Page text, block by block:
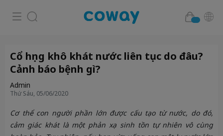
Cổ họng khô khát nước liên tục do đâu?
Cảnh báo bệnh gì?
Admin
Thứ Sáu, 05/06/2020
Cơ thể con người phần lớn được cấu tạo từ nước, do đó,
cảm giác khát là một phản xạ sinh tồn tự nhiên vô cùng